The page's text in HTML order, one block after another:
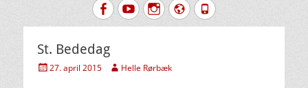
FacebookYouTubeInstagram
Website
Tlf.
St. Bededag
Udgivet
27. april 2015 Forfatter
Helle Rørbæk